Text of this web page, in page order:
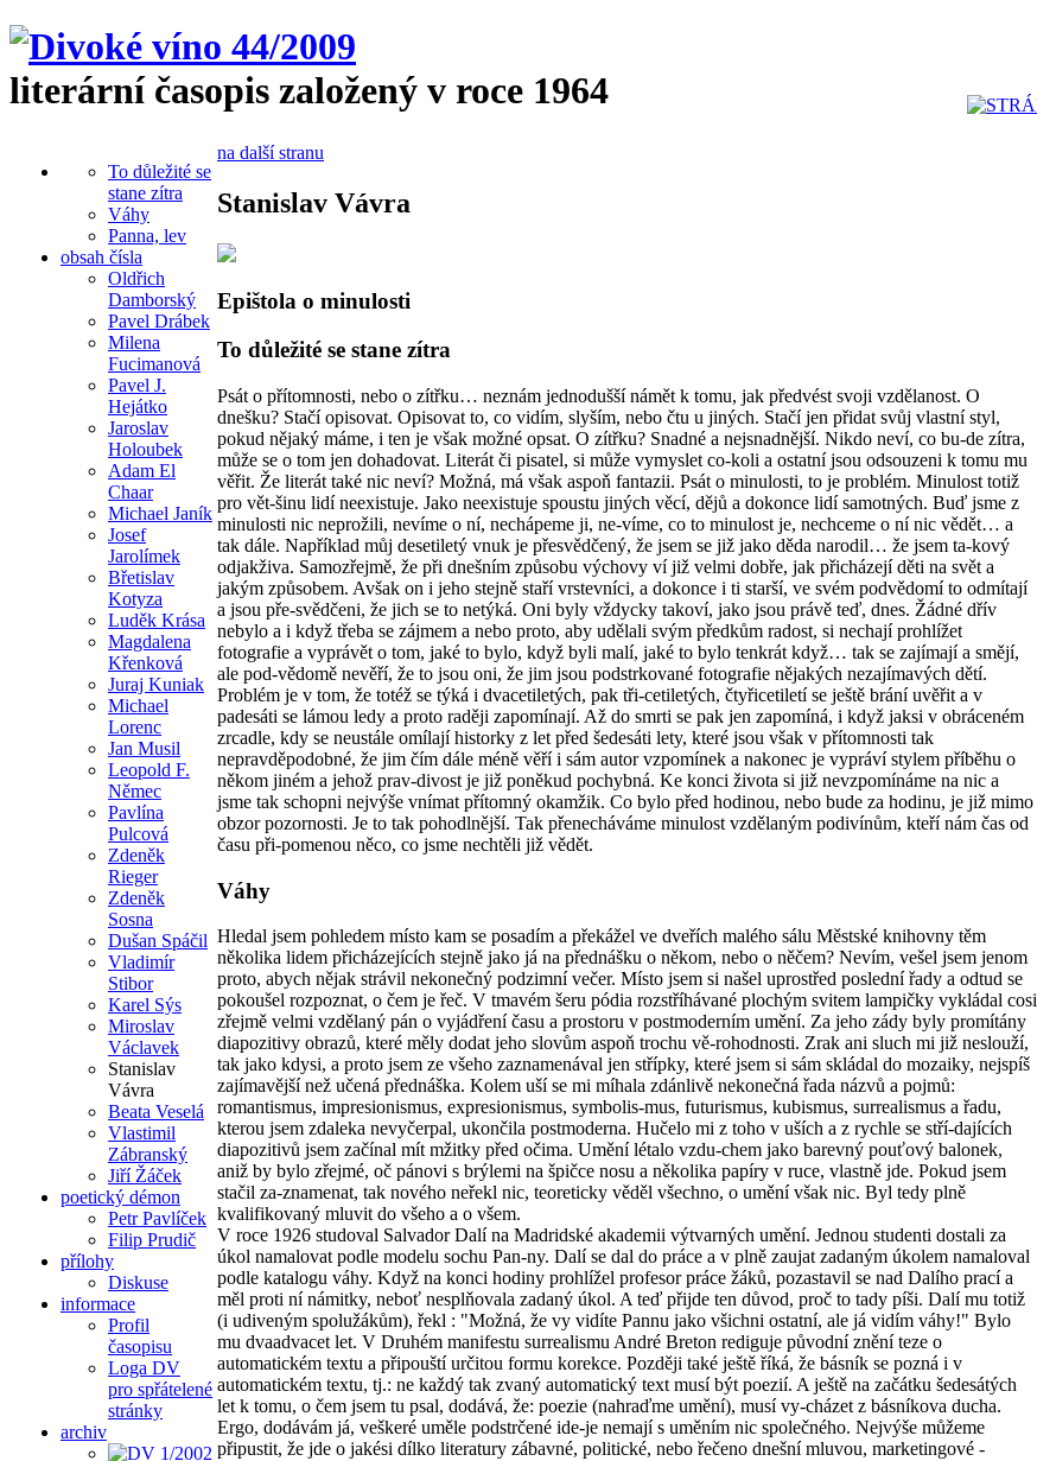
literární časopis založený v roce 1964
To důležité se
stane zítra
Váhy
Panna, lev
obsah čísla
Oldřich
Damborský
Pavel Drábek
Milena
Fucimanová
Pavel J.
Hejátko
Jaroslav
Holoubek
Adam El
Chaar
Michael Janík
Josef
Jarolímek
Břetislav
Kotyza
Luděk Krása
Magdalena
Křenková
Juraj Kuniak
Michael
Lorenc
Jan Musil
Leopold F.
Němec
Pavlína
Pulcová
Zdeněk
Rieger
Zdeněk
Sosna
Dušan Spáčil
Vladimír
Stibor
Karel Sýs
Miroslav
Václavek
Stanislav
Vávra
Beata Veselá
Vlastimil
Zábranský
Jiří Žáček
poetický démon
Petr Pavlíček
Filip Prudič
přílohy
Diskuse
informace
Profil
časopisu
Loga DV
pro spřátelené
stránky
archiv
na další stranu
Stanislav Vávra
Epištola o minulosti
To důležité se stane zítra
Psát o přítomnosti, nebo o zítřku… neznám jednodušší námět k tomu, jak předvést svoji vzdělanost. O
dnešku? Stačí opisovat. Opisovat to, co vidím, slyším, nebo čtu u jiných. Stačí jen přidat svůj vlastní styl,
pokud nějaký máme, i ten je však možné opsat. O zítřku? Snadné a nejsnadnější. Nikdo neví, co bu-de zítra,
může se o tom jen dohadovat. Literát či pisatel, si může vymyslet co-koli a ostatní jsou odsouzeni k tomu mu
věřit. Že literát také nic neví? Možná, má však aspoň fantazii. Psát o minulosti, to je problém. Minulost totiž
pro vět-šinu lidí neexistuje. Jako neexistuje spoustu jiných věcí, dějů a dokonce lidí samotných. Buď jsme z
minulosti nic neprožili, nevíme o ní, nechápeme ji, ne-víme, co to minulost je, nechceme o ní nic vědět… a
tak dále. Například můj desetiletý vnuk je přesvědčený, že jsem se již jako děda narodil… že jsem ta-kový
odjakživa. Samozřejmě, že při dnešním způsobu výchovy ví již velmi dobře, jak přicházejí děti na svět a
jakým způsobem. Avšak on i jeho stejně staří vrstevníci, a dokonce i ti starší, ve svém podvědomí to odmítají
a jsou pře-svědčeni, že jich se to netýká. Oni byly vždycky takoví, jako jsou právě teď, dnes. Žádné dřív
nebylo a i když třeba se zájmem a nebo proto, aby udělali svým předkům radost, si nechají prohlížet
fotografie a vyprávět o tom, jaké to bylo, když byli malí, jaké to bylo tenkrát když… tak se zajímají a smějí,
ale pod-vědomě nevěří, že to jsou oni, že jim jsou podstrkované fotografie nějakých nezajímavých dětí.
Problém je v tom, že totéž se týká i dvacetiletých, pak tři-cetiletých, čtyřicetiletí se ještě brání uvěřit a v
padesáti se lámou ledy a proto raději zapomínají. Až do smrti se pak jen zapomíná, i když jaksi v obráceném
zrcadle, kdy se neustále omílají historky z let před šedesáti lety, které jsou však v přítomnosti tak
nepravděpodobné, že jim čím dále méně věří i sám autor vzpomínek a nakonec je vypráví stylem příběhu o
někom jiném a jehož prav-divost je již poněkud pochybná. Ke konci života si již nevzpomínáme na nic a
jsme tak schopni nejvýše vnímat přítomný okamžik. Co bylo před hodinou, nebo bude za hodinu, je již mimo
obzor pozornosti. Je to tak pohodlnější. Tak přenecháváme minulost vzdělaným podivínům, kteří nám čas od
času při-pomenou něco, co jsme nechtěli již vědět.
Váhy
Hledal jsem pohledem místo kam se posadím a překážel ve dveřích malého sálu Městské knihovny těm
několika lidem přicházejících stejně jako já na přednášku o někom, nebo o něčem? Nevím, vešel jsem jenom
proto, abych nějak strávil nekonečný podzimní večer. Místo jsem si našel uprostřed poslední řady a odtud se
pokoušel rozpoznat, o čem je řeč. V tmavém šeru pódia rozstříhávané plochým svitem lampičky vykládal cosi
zřejmě velmi vzdělaný pán o vyjádření času a prostoru v postmoderním umění. Za jeho zády byly promítány
diapozitivy obrazů, které měly dodat jeho slovům aspoň trochu vě-rohodnosti. Zrak ani sluch mi již neslouží,
tak jako kdysi, a proto jsem ze všeho zaznamenával jen střípky, které jsem si sám skládal do mozaiky, nejspíš
zajímavější než učená přednáška. Kolem uší se mi míhala zdánlivě nekonečná řada názvů a pojmů:
romantismus, impresionismus, expresionismus, symbolis-mus, futurismus, kubismus, surrealismus a řadu,
kterou jsem zdaleka nevyčerpal, ukončila postmoderna. Hučelo mi z toho v uších a z rychle se stří-dajících
diapozitivů jsem začínal mít mžitky před očima. Umění létalo vzdu-chem jako barevný pouťový balonek,
aniž by bylo zřejmé, oč pánovi s brýlemi na špičce nosu a několika papíry v ruce, vlastně jde. Pokud jsem
stačil za-znamenat, tak nového neřekl nic, teoreticky věděl všechno, o umění však nic. Byl tedy plně
kvalifikovaný mluvit do všeho a o všem.
V roce 1926 studoval Salvador Dalí na Madridské akademii výtvarných umění. Jednou studenti dostali za
úkol namalovat podle modelu sochu Pan-ny. Dalí se dal do práce a v plně zaujat zadaným úkolem namaloval
podle katalogu váhy. Když na konci hodiny prohlížel profesor práce žáků, pozastavil se nad Dalího prací a
měl proti ní námitky, neboť nesplňovala zadaný úkol. A teď přijde ten důvod, proč to tady píši. Dalí mu totiž
(i udiveným spolužákům), řekl : "Možná, že vy vidíte Pannu jako všichni ostatní, ale já vidím váhy!" Bylo
mu dvaadvacet let. V Druhém manifestu surrealismu André Breton rediguje původní znění teze o
automatickém textu a připouští určitou formu korekce. Později také ještě říká, že básník se pozná i v
automatickém textu, tj.: ne každý tak zvaný automatický text musí být poezií. A ještě na začátku šedesátých
let k tomu, o čem jsem tu psal, dodává, že: poezie (nahraďme umění), musí vy-cházet z básníkova ducha.
Ergo, dodávám já, veškeré uměle podstrčené ide-je nemají s uměním nic společného. Nejvýše můžeme
připustit, že jde o jakési dílko literatury zábavné, politické, nebo řečeno dnešní mluvou, marketingové -